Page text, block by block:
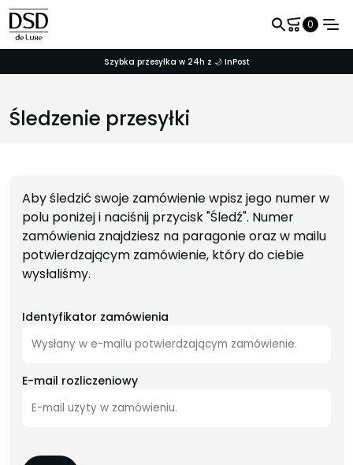
Szybka przesyłka w 24h z 🌙 InPost
0
Zapamiętaj mnie
Śledzenie przesyłki
Aby śledzić swoje zamówienie wpisz jego numer w
polu poniżej i naciśnij przycisk "Śledź". Numer
zamówienia znajdziesz na paragonie oraz w mailu
potwierdzającym zamówienie, który do ciebie
wysłaliśmy.
Identyfikator zamówienia
E-mail rozliczeniowy